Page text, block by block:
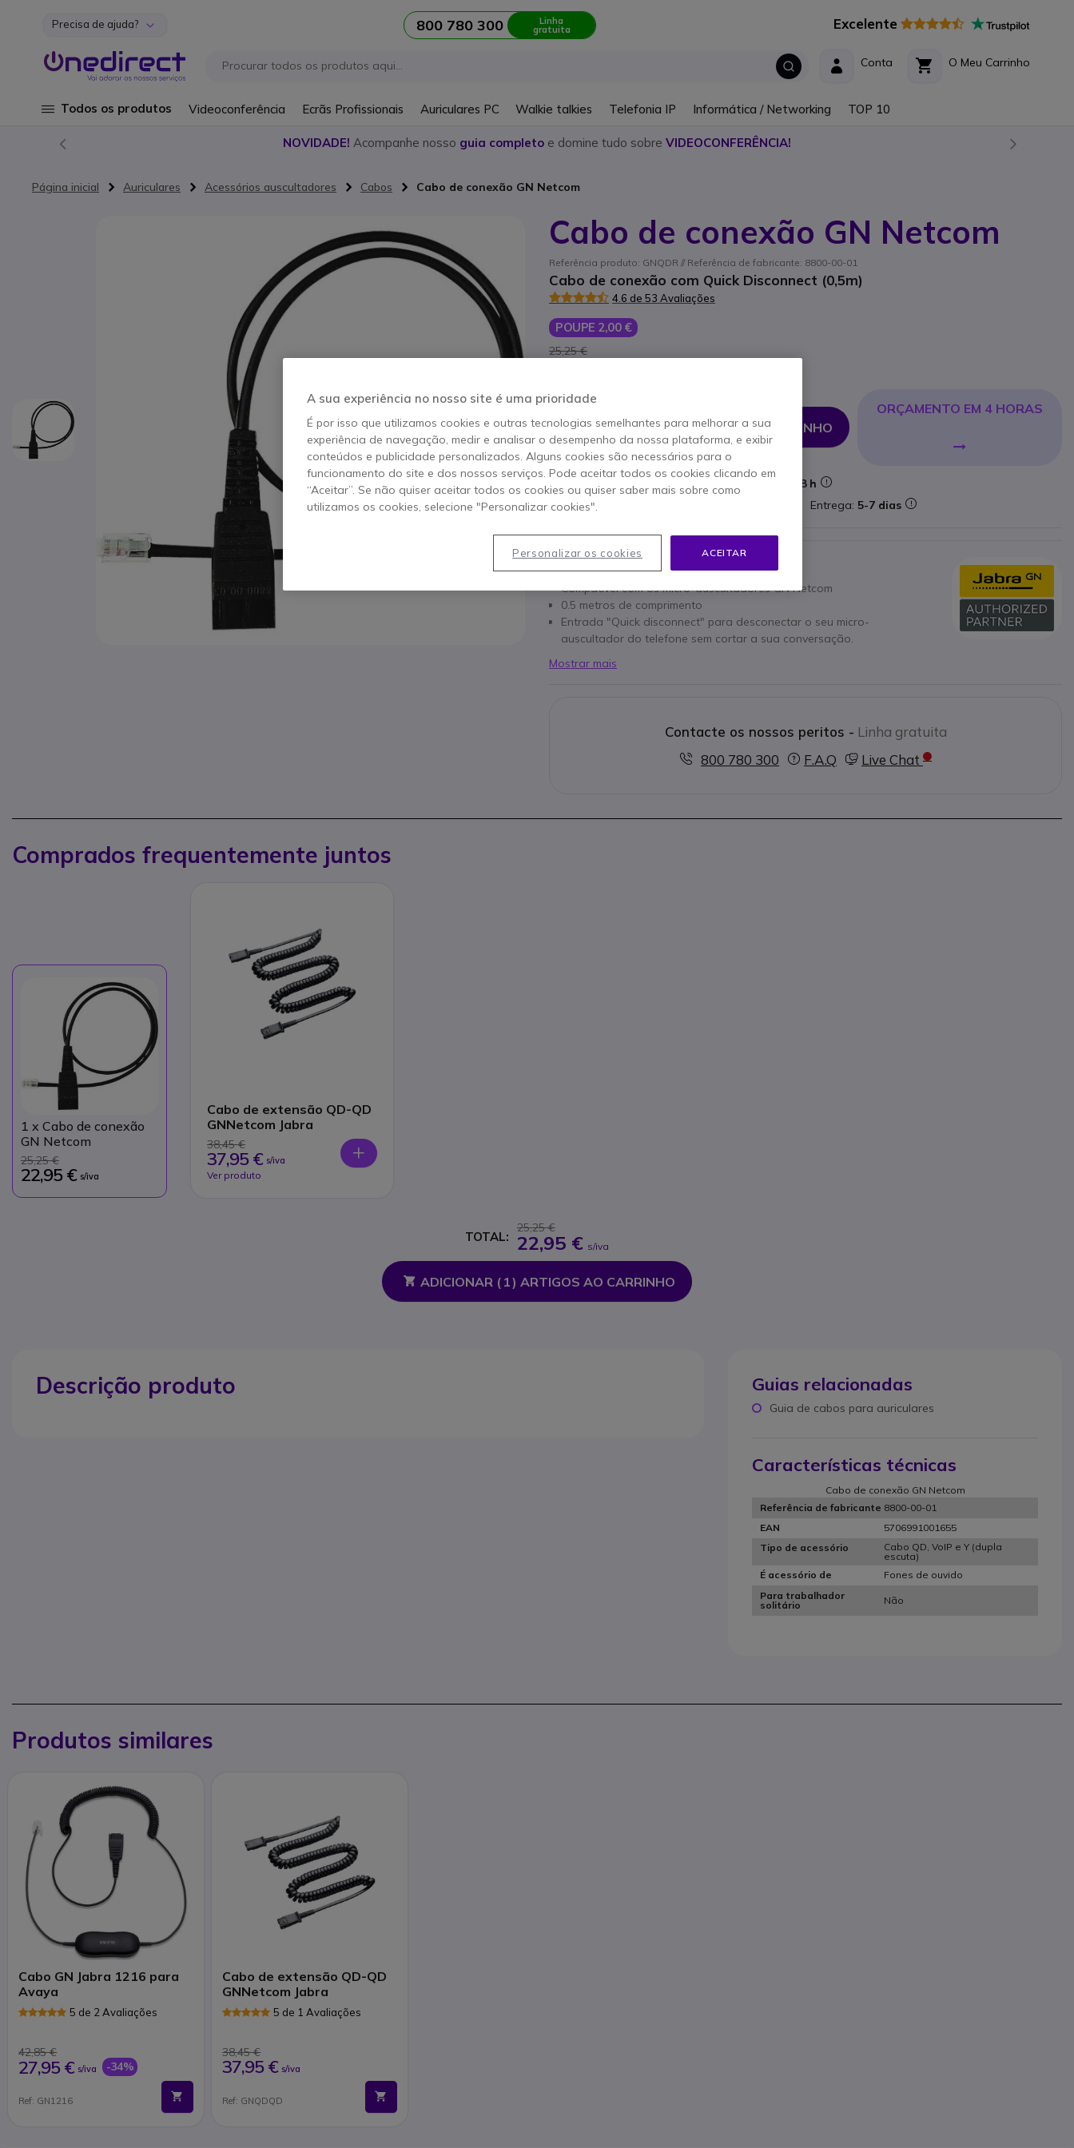
Ir para o Conteúdo
Precisa de ajuda? 800 780 300 Linha
gratuita Excelente
O Meu Carrinho
Conta
Todos os produtos Videoconferência Ecrãs Profissionais Auriculares PC Walkie talkies Telefonia IP Informática / Networking TOP 10
NOVIDADE! Acompanhe nosso guia completo e domine tudo sobre VIDEOCONFERÊNCIA!
Página inicial Auriculares Acessórios auscultadores Cabos Cabo de conexão GN Netcom
Cabo de conexão GN Netcom
Referência produto: GNQDR // Referência de fabricante: 8800-00-01
Cabo de conexão com Quick Disconnect (0,5m)
4.6 de 53 Avaliações
POUPE 2,00 €
25,25 €
22,95 €
Qtd
ADICIONAR AO CARRINHO
ORÇAMENTO EM 4 HORAS
13 produtos em stock
24/48 h
100+ produtos em stock plataforma
Entrega: 5-7 dias
Compatível com os micro-auscultadores GN Netcom
0.5 metros de comprimento
Entrada "Quick disconnect" para desconectar o seu micro-
auscultador do telefone sem cortar a sua conversação.
Mostrar mais
Contacte os nossos peritos - Linha gratuita
800 780 300
F.A.Q Live Chat
Comprados frequentemente juntos
1 x Cabo de conexão
GN Netcom
25,25 €
22,95 € s/iva
Cabo de extensão QD-QD
GNNetcom Jabra
38,45 €
37,95 € s/iva
Ver produto
TOTAL:
25,25 €
22,95 € s/iva
ADICIONAR ( 1) ARTIGOS AO CARRINHO
Descrição produto Guias relacionadas
Guia de cabos para auriculares
Características técnicas
Cabo de conexão GN Netcom
Referência de fabricante 8800-00-01
EAN
5706991001655
Tipo de acessório
Cabo QD, VoIP e Y (dupla
escuta)
É acessório de
Fones de ouvido
Para trabalhador
solitário
Não
Produtos similares
Cabo GN Jabra 1216 para
Avaya
5 de 2 Avaliações
42,85 €
27,95 € s/iva -34%
Ref: GN1216
Cabo de extensão QD-QD
GNNetcom Jabra
5 de 1 Avaliações
38,45 €
37,95 € s/iva
Ref: GNQDQD
A sua experiência no nosso site é uma prioridade
É por isso que utilizamos cookies e outras tecnologias semelhantes para melhorar a sua
experiência de navegação, medir e analisar o desempenho da nossa plataforma, e exibir
conteúdos e publicidade personalizados. Alguns cookies são necessários para o
funcionamento do site e dos nossos serviços. Pode aceitar todos os cookies clicando em
“Aceitar”. Se não quiser aceitar todos os cookies ou quiser saber mais sobre como
utilizamos os cookies, selecione "Personalizar cookies".
ACEITAR
Personalizar os cookies